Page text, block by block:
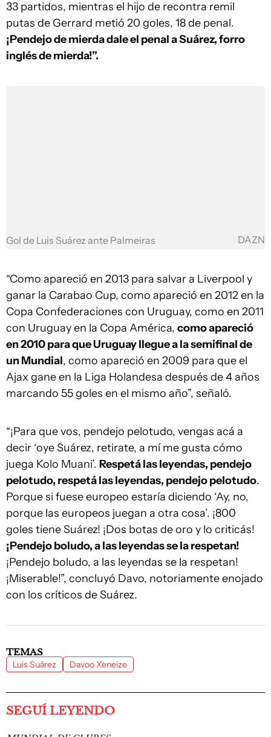
33 partidos, mientras el hijo de recontra remil
putas de Gerrard metió 20 goles, 18 de penal.
¡Pendejo de mierda dale el penal a Suárez, forro
inglés de mierda!”.
Gol de Luis Suárez ante Palmeiras DAZN
“Como apareció en 2013 para salvar a Liverpool y
ganar la Carabao Cup, como apareció en 2012 en la
Copa Confederaciones con Uruguay, como en 2011
con Uruguay en la Copa América, como apareció
en 2010 para que Uruguay llegue a la semifinal de
un Mundial, como apareció en 2009 para que el
Ajax gane en la Liga Holandesa después de 4 años
marcando 55 goles en el mismo año”, señaló.
“¡Para que vos, pendejo pelotudo, vengas acá a
decir ‘oye Suárez, retirate, a mí me gusta cómo
juega Kolo Muani’. Respetá las leyendas, pendejo
pelotudo, respetá las leyendas, pendejo pelotudo.
Porque si fuese europeo estaría diciendo ‘Ay, no,
porque las europeos juegan a otra cosa’. ¡800
goles tiene Suárez! ¡Dos botas de oro y lo criticás!
¡Pendejo boludo, a las leyendas se la respetan!
¡Pendejo boludo, a las leyendas se la respetan!
¡Miserable!”, concluyó Davo, notoriamente enojado
con los críticos de Suárez.
TEMAS
Luis Suárez Davoo Xeneize
SEGUÍ LEYENDO